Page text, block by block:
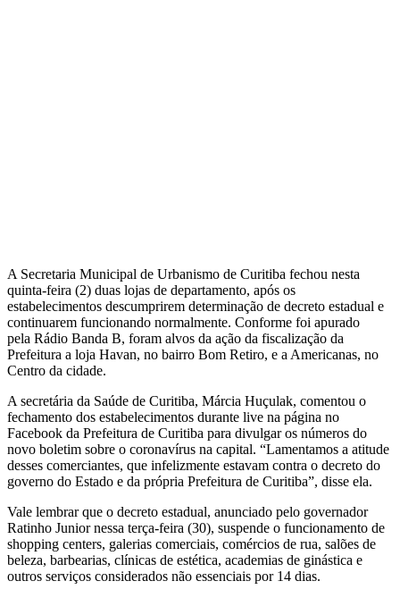
A Secretaria Municipal de Urbanismo de Curitiba fechou nesta
quinta-feira (2) duas lojas de departamento, após os
estabelecimentos descumprirem determinação de decreto estadual e
continuarem funcionando normalmente. Conforme foi apurado
pela Rádio Banda B, foram alvos da ação da fiscalização da
Prefeitura a loja Havan, no bairro Bom Retiro, e a Americanas, no
Centro da cidade.
A secretária da Saúde de Curitiba, Márcia Huçulak, comentou o
fechamento dos estabelecimentos durante live na página no
Facebook da Prefeitura de Curitiba para divulgar os números do
novo boletim sobre o coronavírus na capital. “Lamentamos a atitude
desses comerciantes, que infelizmente estavam contra o decreto do
governo do Estado e da própria Prefeitura de Curitiba”, disse ela.
Vale lembrar que o decreto estadual, anunciado pelo governador
Ratinho Junior nessa terça-feira (30), suspende o funcionamento de
shopping centers, galerias comerciais, comércios de rua, salões de
beleza, barbearias, clínicas de estética, academias de ginástica e
outros serviços considerados não essenciais por 14 dias.